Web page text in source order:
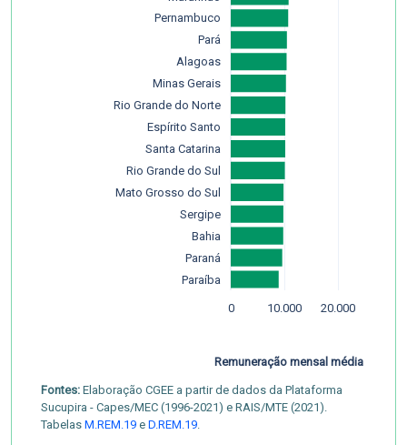
0 10.000 20.000
Paraíba
Paraná
Bahia
Sergipe
Mato Grosso do Sul
Rio Grande do Sul
Santa Catarina
Espírito Santo
Rio Grande do Norte
Minas Gerais
Alagoas
Pará
Pernambuco
Remuneração mensal média
Fontes: Elaboração CGEE a partir de dados da Plataforma
Sucupira - Capes/MEC (1996-2021) e RAIS/MTE (2021).
Tabelas M.REM.19 e D.REM.19.